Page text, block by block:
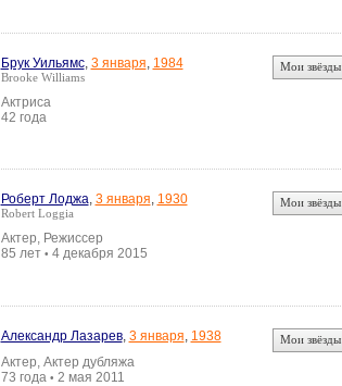
Брук Уильямс, 3 января, 1984
Brooke Williams
Актриса
42 года
Мои звёзды
Роберт Лоджа, 3 января, 1930
Robert Loggia
Актер, Режиссер
85 лет • 4 декабря 2015
Мои звёзды
Александр Лазарев, 3 января, 1938
Актер, Актер дубляжа
73 года • 2 мая 2011
Мои звёзды